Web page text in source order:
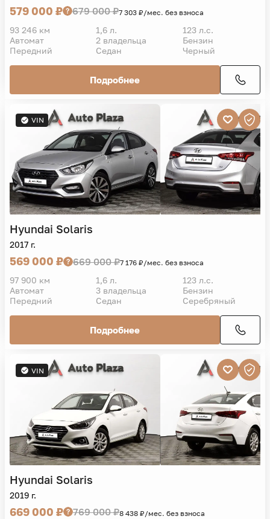
579 000 ₽ 679 000 ₽7 303 ₽/мес. без взноса
93 246 км 1,6 л.
123 л.с.
Автомат
2 владельца
Бензин
Передний
Седан Черный
Подробнее
VIN
Hyundai Solaris
2017 г.
569 000 ₽ 669 000 ₽7 176 ₽/мес. без взноса
97 900 км 1,6 л.
123 л.с.
Автомат
3 владельца
Бензин
Передний
Седан Серебряный
Подробнее
VIN
Hyundai Solaris
2019 г.
669 000 ₽ 769 000 ₽8 438 ₽/мес. без взноса